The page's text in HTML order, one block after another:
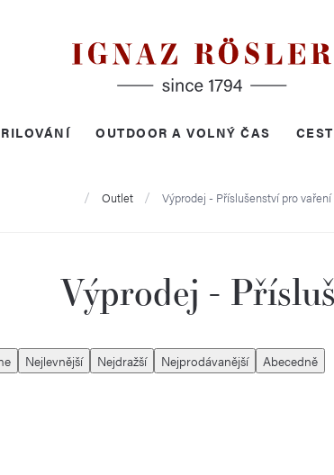
OUTDOOR A VOLNÝ ČAS
DomůOutlet Výprodej - Příslušenství pro vaření
Výprodej -
Nejlevnější Nejdražší Nejprodávanější Abecedně